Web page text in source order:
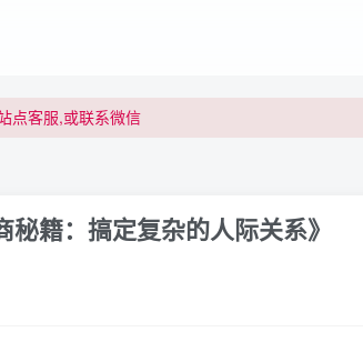
客服,或联系微信
点客服,或联系微信
秘籍：搞定复杂的人际关系》